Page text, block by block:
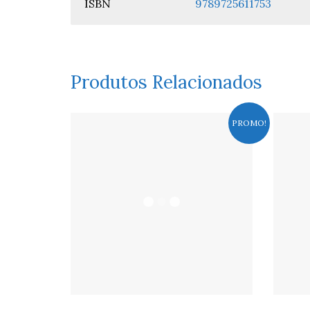
ISBN
9789725611753
Produtos Relacionados
PROMO!